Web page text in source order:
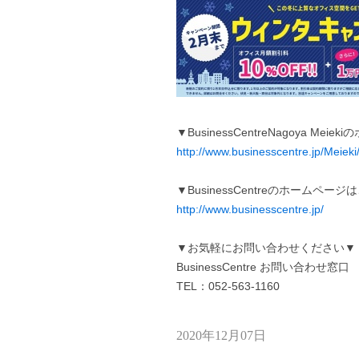
▼BusinessCentreNagoya Meieki
http://www.businesscentre.jp/Meieki/
▼BusinessCentreのホームページ
http://www.businesscentre.jp/
▼お気軽にお問い合わせください▼
BusinessCentre お問い合わせ窓口
TEL：052-563-1160
2020年12月07日